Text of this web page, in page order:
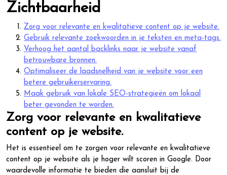
Zichtbaarheid
Zorg voor relevante en kwalitatieve content op je website.
Gebruik relevante zoekwoorden in je teksten en meta-tags.
Verhoog het aantal backlinks naar je website vanaf
betrouwbare bronnen.
Optimaliseer de laadsnelheid van je website voor een
betere gebruikerservaring.
Maak gebruik van lokale SEO-strategieën om lokaal
beter gevonden te worden.
Zorg voor relevante en kwalitatieve
content op je website.
Het is essentieel om te zorgen voor relevante en kwalitatieve
content op je website als je hoger wilt scoren in Google. Door
waardevolle informatie te bieden die aansluit bij de